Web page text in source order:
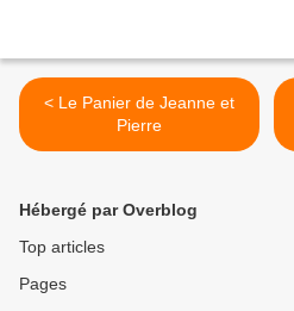
< Le Panier de Jeanne et
Pierre
Hébergé par Overblog
Top articles
Pages